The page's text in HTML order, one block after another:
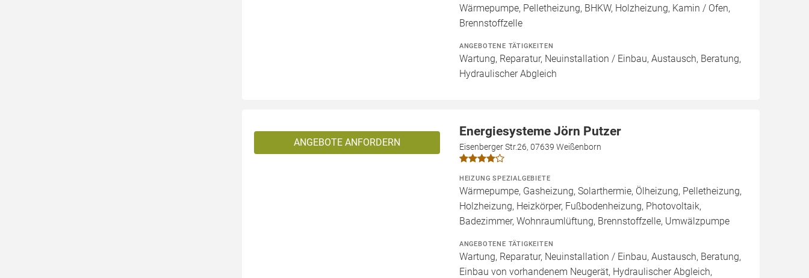
Wärmepumpe, Pelletheizung, BHKW, Holzheizung, Kamin / Ofen,
Brennstoffzelle
ANGEBOTENE TÄTIGKEITEN
Wartung, Reparatur, Neuinstallation / Einbau, Austausch, Beratung,
Hydraulischer Abgleich
ANGEBOTE ANFORDERN
Energiesysteme Jörn Putzer
Eisenberger Str.26, 07639 Weißenborn
HEIZUNG SPEZIALGEBIETE
Wärmepumpe, Gasheizung, Solarthermie, Ölheizung, Pelletheizung,
Holzheizung, Heizkörper, Fußbodenheizung, Photovoltaik,
Badezimmer, Wohnraumlüftung, Brennstoffzelle, Umwälzpumpe
ANGEBOTENE TÄTIGKEITEN
Wartung, Reparatur, Neuinstallation / Einbau, Austausch, Beratung,
Einbau von vorhandenem Neugerät, Hydraulischer Abgleich,